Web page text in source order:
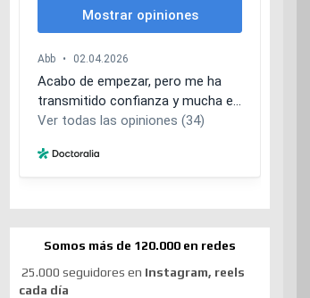
Somos más de 120.000 en redes
25.000 seguidores en Instagram, reels
cada día